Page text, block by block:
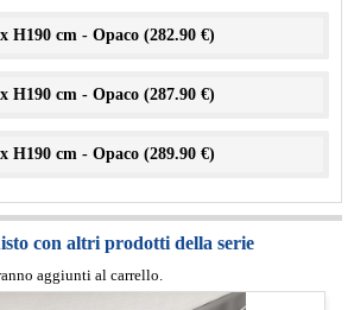
H190 cm - Opaco (282.90 €)
H190 cm - Opaco (287.90 €)
H190 cm - Opaco (289.90 €)
con altri prodotti della serie
aggiunti al carrello.